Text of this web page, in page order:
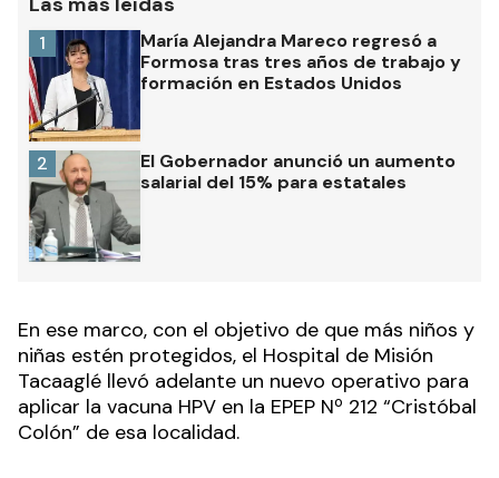
María Alejandra Mareco regresó a
Formosa tras tres años de trabajo y
formación en Estados Unidos
1
El Gobernador anunció un aumento
salarial del 15% para estatales
2
En ese marco, con el objetivo de que más niños y
niñas estén protegidos, el Hospital de Misión
Tacaaglé llevó adelante un nuevo operativo para
aplicar la vacuna HPV en la EPEP Nº 212 “Cristóbal
Colón” de esa localidad.